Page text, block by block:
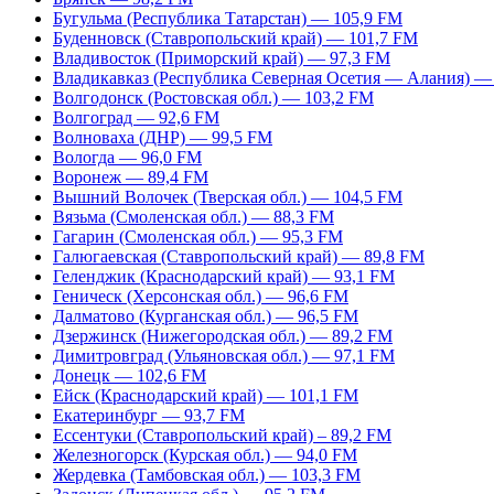
Бугульма (Республика Татарстан) — 105,9 FM
Буденновск (Ставропольский край) — 101,7 FM
Владивосток (Приморский край) — 97,3 FM
Владикавказ (Республика Северная Осетия — Алания)
Волгодонск (Ростовская обл.) — 103,2 FM
Волгоград — 92,6 FM
Волноваха (ДНР) — 99,5 FM
Вологда — 96,0 FM
Воронеж — 89,4 FM
Вышний Волочек (Тверская обл.) — 104,5 FM
Вязьма (Смоленская обл.) — 88,3 FM
Гагарин (Смоленская обл.) — 95,3 FM
Галюгаевская (Ставропольский край) — 89,8 FM
Геленджик (Краснодарский край) — 93,1 FM
Геническ (Херсонская обл.) — 96,6 FM
Далматово (Курганская обл.) — 96,5 FM
Дзержинск (Нижегородская обл.) — 89,2 FM
Димитровград (Ульяновская обл.) — 97,1 FM
Донецк — 102,6 FM
Ейск (Краснодарский край) — 101,1 FM
Екатеринбург — 93,7 FM
Ессентуки (Ставропольский край) – 89,2 FM
Железногорск (Курская обл.) — 94,0 FM
Жердевка (Тамбовская обл.) — 103,3 FM